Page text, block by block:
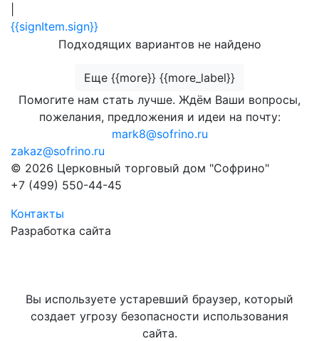
{{signItem.sign}}
Подходящих вариантов не найдено
Еще {{more}} {{more_label}}
Помогите нам стать лучше. Ждём Ваши вопросы,
пожелания, предложения и идеи на почту:
mark8@sofrino.ru
zakaz@sofrino.ru
© 2026 Церковный торговый дом "Софрино"
+7 (499) 550-44-45
Контакты
Разработка сайта
Вы используете устаревший браузер, который
создает угрозу безопасности использования
сайта.